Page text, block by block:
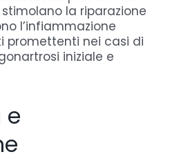
la riparazione
l’infiammazione
promettenti nei casi di
iniziale e
e